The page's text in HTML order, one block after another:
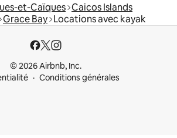
et-Caïques Caicos Islands
Grace Bay Locations avec kayak
© 2026 Airbnb, Inc.
Conditions générales